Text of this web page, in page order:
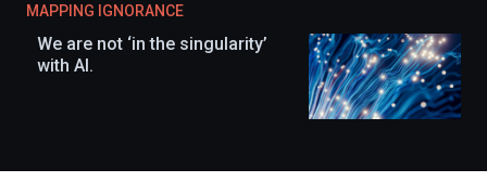
MAPPING IGNORANCE
We are not ‘in the singularity’
with AI.